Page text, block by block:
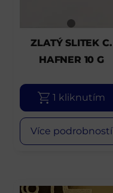
ZLATÝ SLITEK C.
HAFNER 10 G
1 kliknutím
Více podrobností